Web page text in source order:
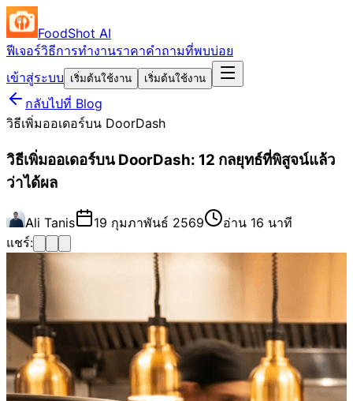
FoodShot AI
ฟีเจอร์วิธีการทำงานราคาคำถามที่พบบ่อย
เข้าสู่ระบบ
เริ่มต้นใช้งาน เริ่มต้นใช้งาน
กลับไปที่ Blog
วิธีเพิ่มออเดอร์บน DoorDash
วิธีเพิ่มออเดอร์บน DoorDash: 12 กลยุทธ์ที่พิสูจน์แล้ว
ว่าได้ผล
Ali Tanis 19 กุมภาพันธ์ 2569
อ่าน 16 นาที
แชร์: